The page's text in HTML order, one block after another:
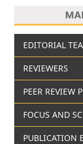
EDITORIAL
REVIEWERS
PEER REVIEW
FOCUS AND
PUBLICATION